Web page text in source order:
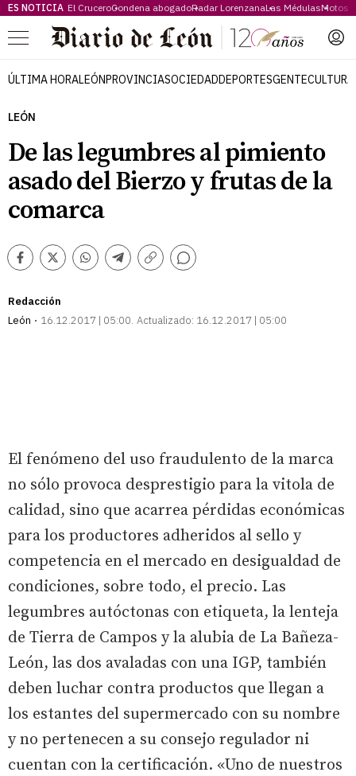
ES NOTICIA El CruceroCondena abogadoRadar LorenzanaLas MédulasMotos
Menú
ÚLTIMA HORALEÓNPROVINCIASOCIEDADDEPORTESGENTECULTURA
LEÓN
De las legumbres al pimiento
asado del Bierzo y frutas de la
comarca
Facebook
TwitterWhatsappTelegram
Copiar
Comentarios
Redacción
León
16.12.2017 | 05:00 Actualizado: 16.12.2017 | 05:00
El fenómeno del uso fraudulento de la marca
no sólo provoca desprestigio para la vitola de
calidad, sino que acarrea pérdidas económicas
para los productores adheridos al sello y
competencia en el mercado en desigualdad de
condiciones, sobre todo, el precio. Las
legumbres autóctonas con etiqueta, la lenteja
de Tierra de Campos y la alubia de La Bañeza-
León, las dos avaladas con una IGP, también
deben luchar contra productos que llegan a
los estantes del supermercado con su nombre
y no pertenecen a su consejo regulador ni
cuentan con la certificación. «Uno de nuestros